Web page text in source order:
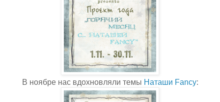
В ноябре нас вдохновляли темы Наташи Fancy: